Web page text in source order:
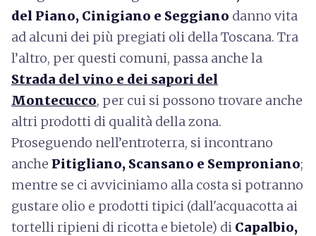
del Piano, Cinigiano e Seggiano danno vita
ad alcuni dei più pregiati oli della Toscana. Tra
l’altro, per questi comuni, passa anche la
Strada del vino e dei sapori del
Montecucco, per cui si possono trovare anche
altri prodotti di qualità della zona.
Proseguendo nell’entroterra, si incontrano
anche Pitigliano, Scansano e Semproniano;
mentre se ci avviciniamo alla costa si potranno
gustare olio e prodotti tipici (dall'acquacotta ai
tortelli ripieni di ricotta e bietole) di Capalbio,